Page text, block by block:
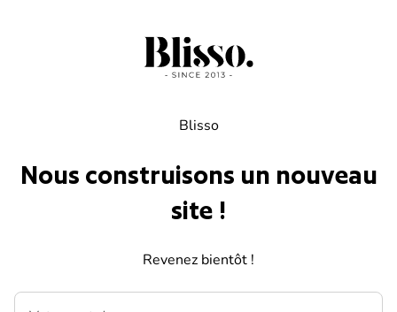
Blisso
Nous construisons un nouveau
site !
Revenez bientôt !
Votre mot de passe